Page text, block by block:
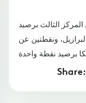
الثالث برصيد
ونقطتين عن
Share: